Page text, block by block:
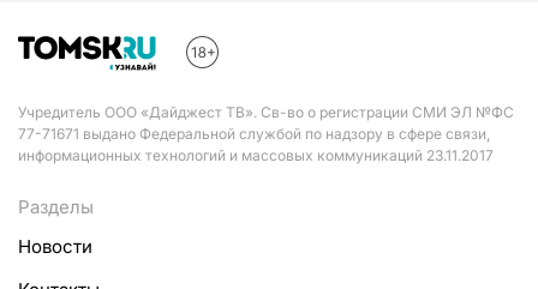
Учредитель ООО «Дайджест ТВ». Св-во о регистрации СМИ ЭЛ №ФС
77-71671 выдано Федеральной службой по надзору в сфере связи,
информационных технологий и массовых коммуникаций 23.11.2017
Разделы
Новости